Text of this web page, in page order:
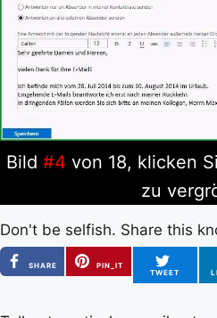
Bild #4 von 18, klicken
zu
Don't be selfish. Share this
SHARE
PIN_IT
TWEET